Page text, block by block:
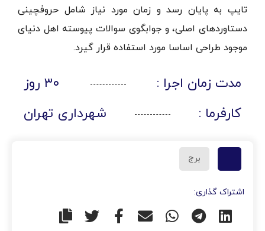
تایپ به پایان رسد و زمان مورد نیاز شامل حروفچینی
دستاوردهای اصلی، و جوابگوی سوالات پیوسته اهل دنیای
موجود طراحی اساسا مورد استفاده قرار گیرد.
مدت زمان اجرا :
۳۰ روز
کارفرما :
شهرداری تهران
برج
اشتراک گذاری: